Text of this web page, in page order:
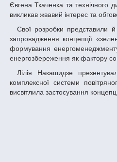
Євгена Ткаченка та технічного
викликав жвавий інтерес та
Свої розробки представили й голови наукових шкіл економічного факультету ДНУ. Професор Оксана Єлисєєва науково обґрунтувала
запровадження концепції
формування
енергозбереження як фактору
Лілія Накашидзе презентувала ідею створення кластерів енергоефективних технологій як ефективного механізму впровадження
комплексної системи
висвітлила застосування